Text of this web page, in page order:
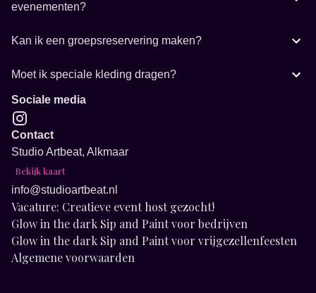
evenementen?
Kan ik een groepsreservering maken?
Moet ik speciale kleding dragen?
Sociale media
Contact
Studio Artbeat, Alkmaar
Bekijk kaart
info@studioartbeat.nl
Vacature: Creatieve event host gezocht!
Glow in the dark Sip and Paint voor bedrijven
Glow in the dark Sip and Paint voor vrijgezellenfeesten
Algemene voorwaarden